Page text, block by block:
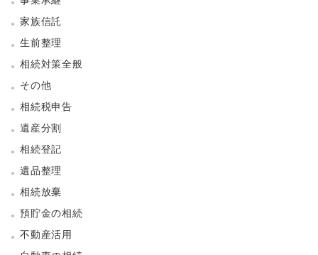
家族信託
生前整理
相続対策全般
その他
相続税申告
遺産分割
相続登記
遺品整理
相続放棄
預貯金の相続
不動産活用